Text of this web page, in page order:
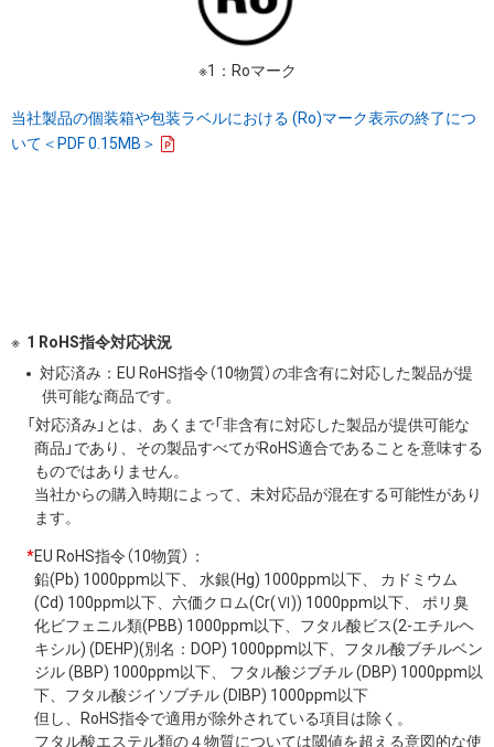
※1：Roマーク
当社製品の個装箱や包装ラベルにおける (Ro)マーク表示の終了につ
いて＜PDF 0.15MB＞
1 RoHS指令対応状況
対応済み：EU RoHS指令（10物質）の非含有に対応した製品が提
供可能な商品です。
「対応済み」とは、あくまで「非含有に対応した製品が提供可能な
商品」であり、その製品すべてがRoHS適合であることを意味する
ものではありません。
当社からの購入時期によって、未対応品が混在する可能性があり
ます。
*EU RoHS指令（10物質）：
鉛(Pb) 1000ppm以下、 水銀(Hg) 1000ppm以下、 カドミウム
(Cd) 100ppm以下、六価クロム(Cr(Ⅵ)) 1000ppm以下、 ポリ臭
化ビフェニル類(PBB) 1000ppm以下、フタル酸ビス(2-エチルヘ
キシル) (DEHP)(別名：DOP) 1000ppm以下、フタル酸ブチルベン
ジル (BBP) 1000ppm以下、 フタル酸ジブチル (DBP) 1000ppm以
下、フタル酸ジイソブチル (DIBP) 1000ppm以下
但し、RoHS指令で適用が除外されている項目は除く。
フタル酸エステル類の４物質については閾値を超える意図的な使